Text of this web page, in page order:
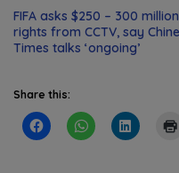
FIFA asks $250 – 300
rights from CCTV, say
Times talks ‘ongoing’
Share this: